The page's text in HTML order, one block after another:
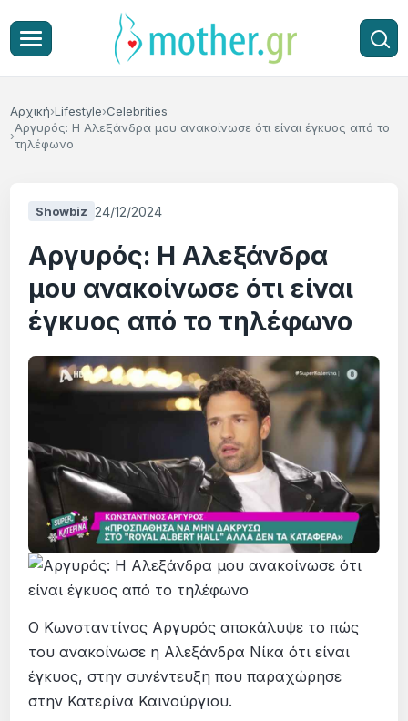
Αρχική Lifestyle Celebrities
Αργυρός: Η Αλεξάνδρα μου ανακοίνωσε ότι είναι έγκυος από το
τηλέφωνο
Showbiz 24/12/2024
Αργυρός: Η Αλεξάνδρα
μου ανακοίνωσε ότι είναι
έγκυος από το τηλέφωνο
Ο Κωνσταντίνος Αργυρός αποκάλυψε το πώς
του ανακοίνωσε η Αλεξάνδρα Νίκα ότι είναι
έγκυος, στην συνέντευξη που παραχώρησε
στην Κατερίνα Καινούργιου.